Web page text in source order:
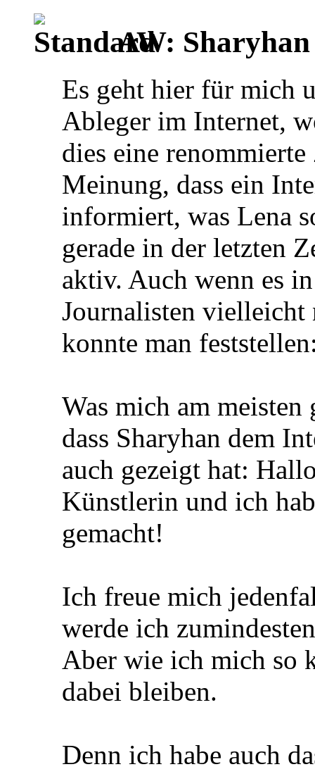
AW: Sharyhan
Es geht hier für mich
Ableger im Internet,
dies eine
Meinung, dass ein
informiert, was Lena
gerade in der letzten
aktiv. Auch wenn es
Journalisten
konnte man
Was mich am meisten
dass Sharyhan dem
auch gezeigt hat:
Künstlerin und ich
gemacht!
Ich freue mich
werde ich
Aber wie ich mich so
dabei bleiben.
Denn ich habe auch